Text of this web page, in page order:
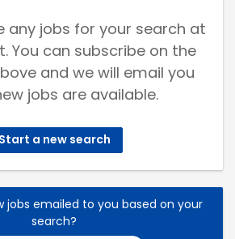
any jobs for your search at
You can subscribe on the
and we will email you
jobs are available.
Start a new search
jobs emailed to you based on your
search?